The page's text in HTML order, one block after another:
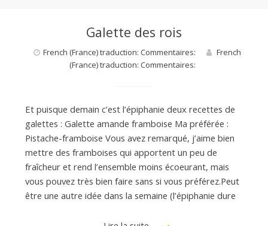
Galette des rois
French (France) traduction: Commentaires:
French
(France) traduction: Commentaires:
Et puisque demain c’est l’épiphanie deux recettes de
galettes : Galette amande framboise Ma préférée :
Pistache-framboise Vous avez remarqué, j’aime bien
mettre des framboises qui apportent un peu de
fraîcheur et rend l’ensemble moins écoeurant, mais
vous pouvez très bien faire sans si vous préférez.Peut
être une autre idée dans la semaine (l’épiphanie dure